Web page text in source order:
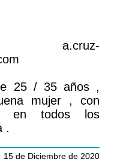
25 / 35 años ,
mujer , con
en todos los
.
15 de Diciembre de 2020